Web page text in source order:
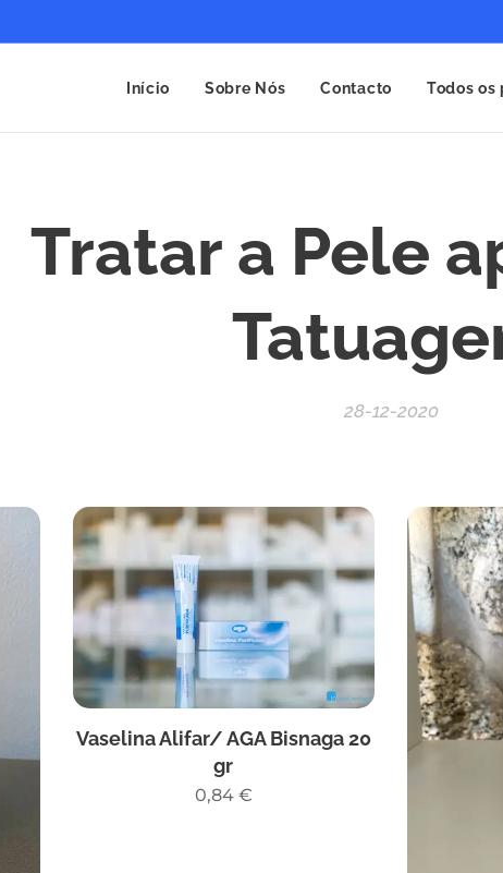
Início Sobre Nós Contacto Todos os
Tratar a Pele
28-12-2020
Vaselina Alifar/ AGA Bisnaga 20
gr
0,84€